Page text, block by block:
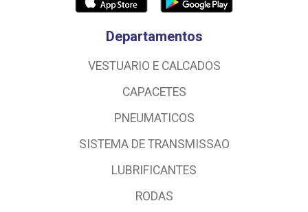
Departamentos
VESTUARIO E CALCADOS
CAPACETES
PNEUMATICOS
SISTEMA DE TRANSMISSAO
LUBRIFICANTES
RODAS